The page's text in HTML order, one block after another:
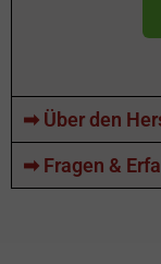
➡ Über den
➡ Fragen &